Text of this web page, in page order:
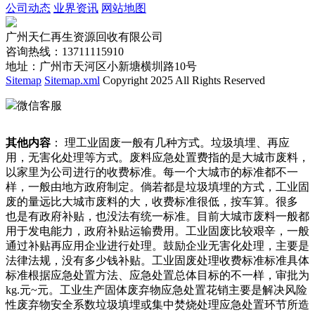
公司动态 业界资讯 网站地图
广州天仁再生资源回收有限公司
咨询热线：13711115910
地址：广州市天河区小新塘横圳路10号
Sitemap Sitemap.xml Copyright 2025 All Rights Reserved
微信客服
其他内容 ： 理工业固废一般有几种方式。垃圾填埋、再应
用，无害化处理等方式。废料应急处置费指的是大城市废料，
以家里为公司进行的收费标准。每一个大城市的标准都不一
样，一般由地方政府制定。倘若都是垃圾填埋的方式，工业固
废的量远比大城市废料的大，收费标准很低，按车算。很多
也是有政府补贴，也没法有统一标准。目前大城市废料一般都
用于发电能力，政府补贴运输费用。工业固废比较艰辛，一般
通过补贴再应用企业进行处理。鼓励企业无害化处理，主要是
法律法规，没有多少钱补贴。工业固废处理收费标准标准具体
标准根据应急处置方法、应急处置总体目标的不一样，审批为
kg.元~元。工业生产固体废弃物应急处置花销主要是解决风险
性废弃物安全系数垃圾填埋或集中焚烧处理应急处置环节所造